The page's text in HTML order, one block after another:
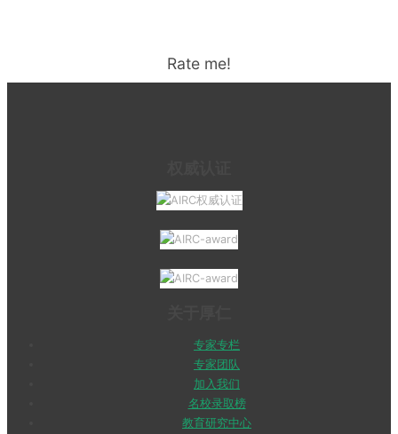
Rate me!
专家专栏
专家团队
加入我们
名校录取榜
教育研究中心